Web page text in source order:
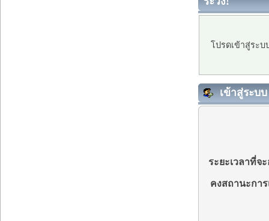
โปรดเข้าสู่ระ
เข้าสู่ระบบ
ระยะเวลาที่จ
คงสถานะกา